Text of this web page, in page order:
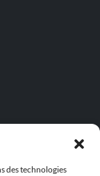
des technologies